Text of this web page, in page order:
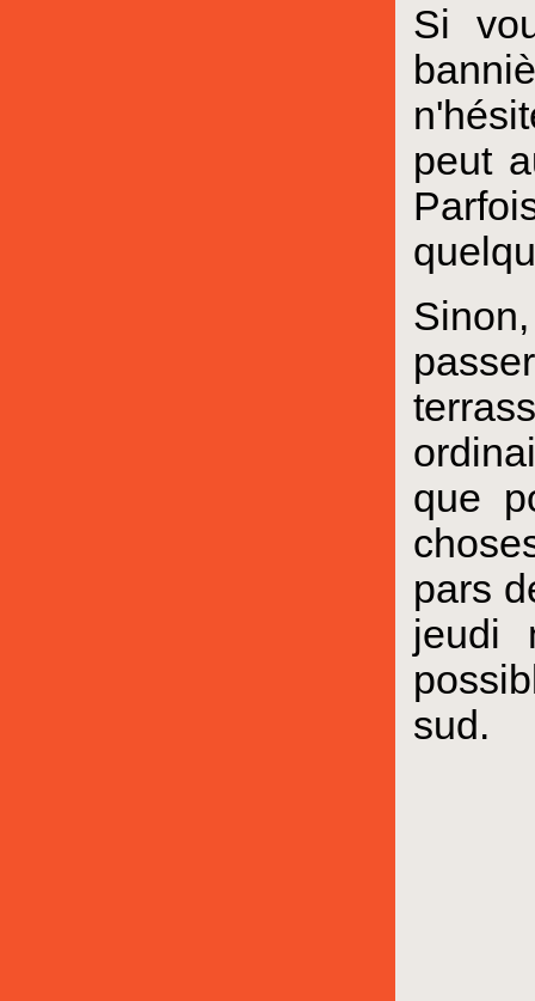
Si
peut
que
pars
jeudi
sud.